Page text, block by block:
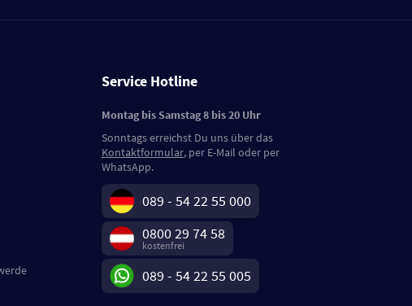
Service Hotline
Montag bis Samstag 8 bis 20 Uhr
Sonntags erreichst Du uns über das
Kontaktformular, per E-Mail oder per
WhatsApp.
089 - 54 22 55 000
0800 29 74 58
kostenfrei
089 - 54 22 55 005